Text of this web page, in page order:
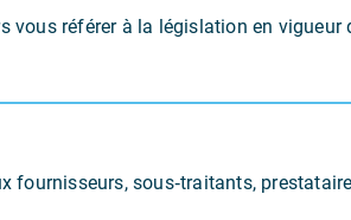
vous référer à la législation en vigueur
fournisseurs, sous‑traitants,